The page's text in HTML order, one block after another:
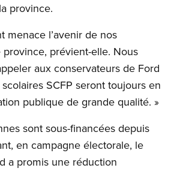
province.
menace l’avenir de nos
prévient-elle. Nous
aux conservateurs de Ford
SCFP seront toujours en
publique de grande qualité. »
sont sous-financées depuis
en campagne électorale, le
a promis une réduction